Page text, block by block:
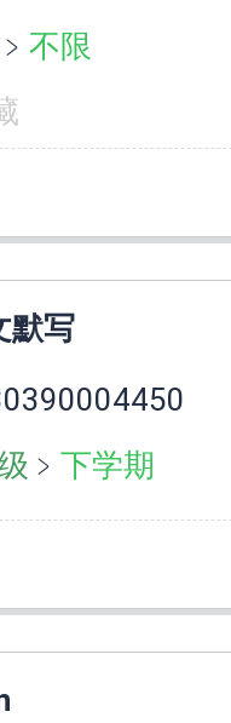
﹥ 不限
默写
﹥ 下学期